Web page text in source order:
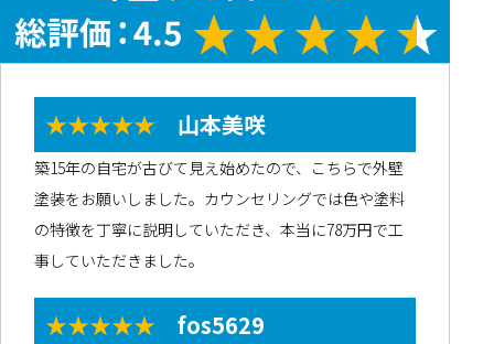
★★★★★ 山本美咲
築15年の自宅が古びて見え始めたので、こちらで外壁
塗装をお願いしました。カウンセリングでは色や塗料
の特徴を丁寧に説明していただき、本当に78万円で工
事していただきました。
★★★★★ fos5629